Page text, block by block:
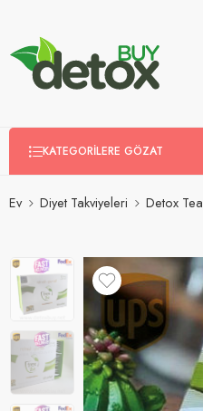
KATEGORILERE GÖZAT
Ev Diyet Takviyeleri Detox Tea